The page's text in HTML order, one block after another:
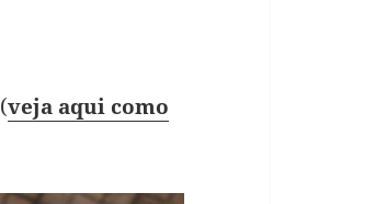
(veja aqui como